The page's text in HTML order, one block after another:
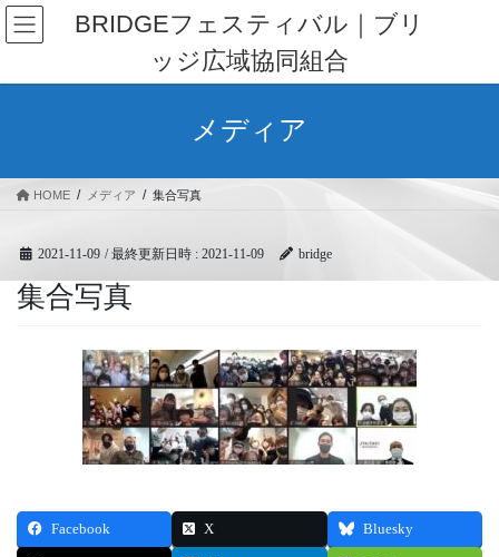
コ
ン
ン
ナ
ビ
ー
BRIDGEフェスティバル｜ブリ
ッジ広域協同組合
メディア
HOME メディア 集合写真
2021-11-09 / 最終更新日時 : 2021-11-09 bridge
集合写真
Facebook X Bluesky